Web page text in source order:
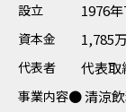
設立 1976
資本金 1,785
代表者 代表
事業内容● 清涼飲